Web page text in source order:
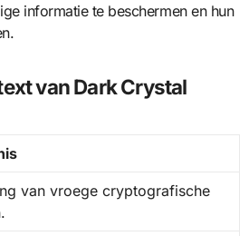
informatie te beschermen en hun
van Dark Crystal
van vroege cryptografische